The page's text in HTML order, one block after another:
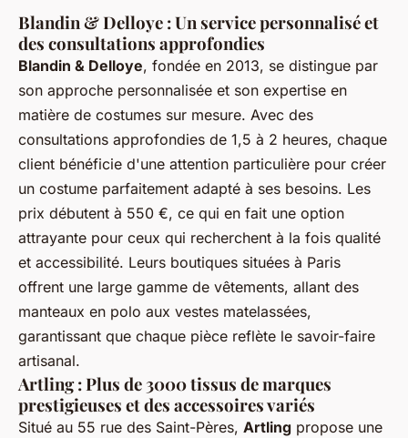
Blandin & Delloye : Un service personnalisé et
des consultations approfondies
Blandin & Delloye, fondée en 2013, se distingue par
son approche personnalisée et son expertise en
matière de costumes sur mesure. Avec des
consultations approfondies de 1,5 à 2 heures, chaque
client bénéficie d'une attention particulière pour créer
un costume parfaitement adapté à ses besoins. Les
prix débutent à 550 €, ce qui en fait une option
attrayante pour ceux qui recherchent à la fois qualité
et accessibilité. Leurs boutiques situées à Paris
offrent une large gamme de vêtements, allant des
manteaux en polo aux vestes matelassées,
garantissant que chaque pièce reflète le savoir-faire
artisanal.
Artling : Plus de 3000 tissus de marques
prestigieuses et des accessoires variés
Situé au 55 rue des Saint-Pères, Artling propose une